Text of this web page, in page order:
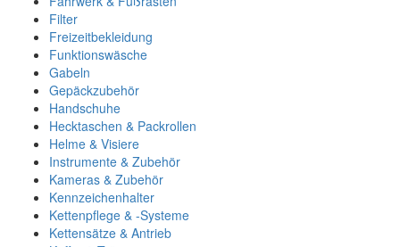
Filter
Freizeitbekleidung
Funktionswäsche
Gabeln
Gepäckzubehör
Handschuhe
Hecktaschen & Packrollen
Helme & Visiere
Instrumente & Zubehör
Kameras & Zubehör
Kennzeichenhalter
Kettenpflege & -Systeme
Kettensätze & Antrieb